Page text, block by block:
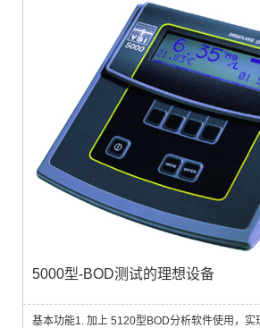
5000型-BOD测试的理想设备
基本功能1. 加上 5120型BOD分析软件使用，实